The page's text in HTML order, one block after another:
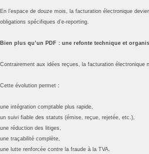
En l’espace de douze mois, la facturation électronique
obligations spécifiques d’e‑reporting.
Bien plus qu’un PDF : une refonte technique et
Contrairement aux idées reçues, la facturation électronique
Cette évolution permet :
une intégration comptable plus rapide,
un suivi fiable des statuts (émise, reçue, rejetée, etc.),
une réduction des litiges,
une traçabilité complète,
une lutte renforcée contre la fraude à la TVA.